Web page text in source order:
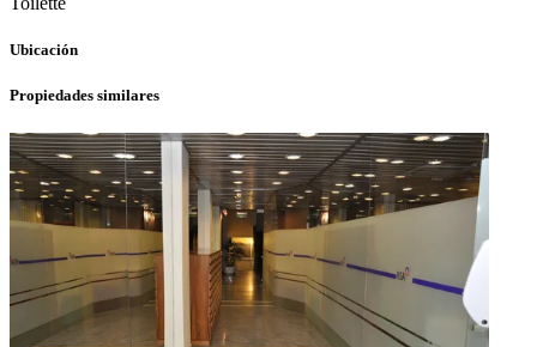
Ubicación
Propiedades similares